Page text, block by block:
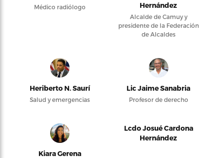
Médico radiólogo
Hernández
Alcalde de Camuy y
presidente de la Federación
de Alcaldes
Heriberto N. Saurí
Salud y emergencias
Lic Jaime Sanabria
Profesor de derecho
Kiara Gerena
Lcdo Josué Cardona
Hernández